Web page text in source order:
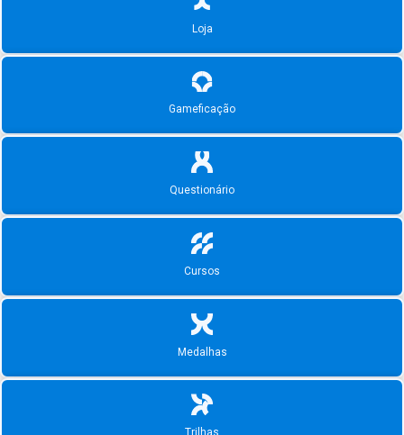
Loja
Gameficação
Questionário
Cursos
Medalhas
Trilhas